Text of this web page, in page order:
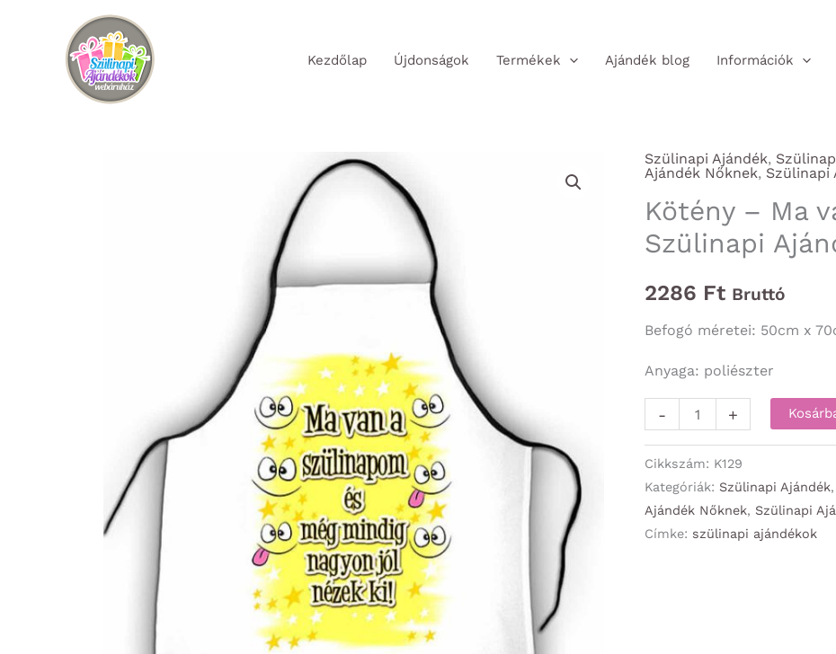
Kezdőlap Újdonságok Termékek Ajándék blog Információk
Szülinapi Ajándék,
Ajándék Nőknek, Szülinapi
Kötény – Ma
Szülinapi
2286 Ft Bruttó
Befogó méretei: 50cm x
Anyaga: poliészter
-
Ma
van
a
szülinapom
+
Cikkszám: K129
Kategóriák: Szülinapi Ajándék,
Ajándék Nőknek, Szülinapi
Címke: szülinapi ajándékok